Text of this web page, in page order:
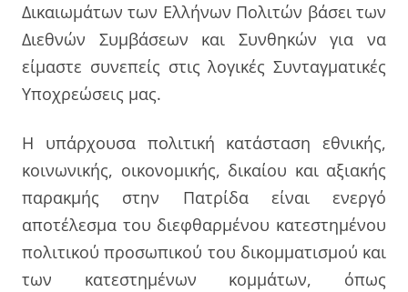
Δικαιωμάτων των Ελλήνων Πολιτών βάσει των
Διεθνών Συμβάσεων και Συνθηκών για να
είμαστε συνεπείς στις λογικές Συνταγματικές
Υποχρεώσεις μας.
Η υπάρχουσα πολιτική κατάσταση εθνικής,
κοινωνικής, οικονομικής, δικαίου και αξιακής
παρακμής στην Πατρίδα είναι ενεργό
αποτέλεσμα του διεφθαρμένου κατεστημένου
πολιτικού προσωπικού του δικομματισμού και
των κατεστημένων κομμάτων, όπως